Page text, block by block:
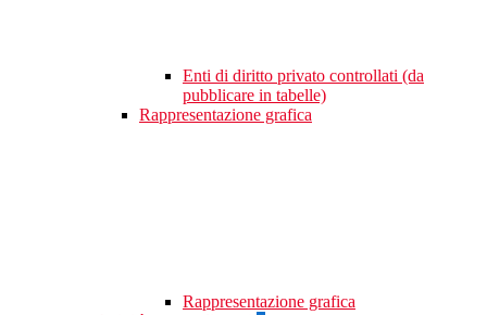
Enti di diritto privato controllati (da
pubblicare in tabelle)
Rappresentazione grafica
Rappresentazione grafica